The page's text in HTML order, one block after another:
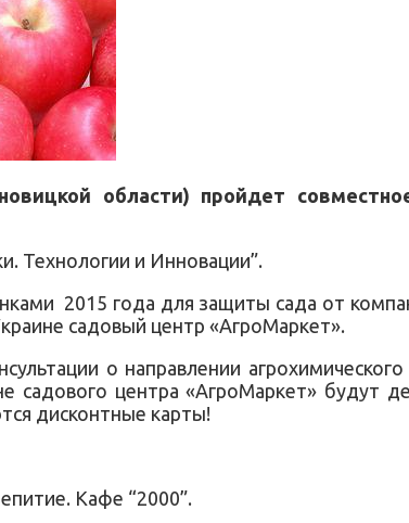
области) пройдет
Технологии и Инновации”.
2015 года для защиты сада от
садовый центр «АгроМаркет».
о направлении агрохимического
садового центра «АгроМаркет» будут
дисконтные карты!
Кафе “2000”.